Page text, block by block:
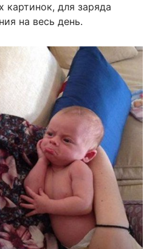
для заряда
на весь день.